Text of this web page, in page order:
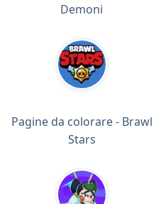
Demoni
Pagine da colorare - Brawl
Stars